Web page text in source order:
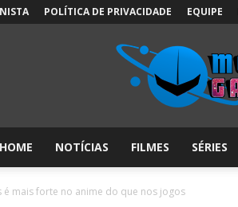
POLÍTICA DE PRIVACIDADE EQUIPE
HOME NOTÍCIAS FILMES SÉRIES
é mais forte no anime do que nos jogos